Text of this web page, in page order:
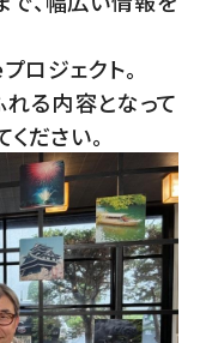
ロジェクト。
る内容となって
ださい。